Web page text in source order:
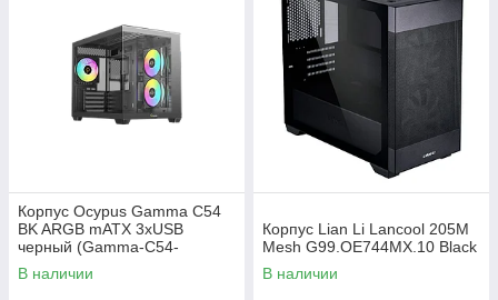
Корпус Ocypus Gamma C54
BK ARGB mATX 3xUSB
черный (Gamma-C54-
BKD300XX-GL)
В наличии
Корпус Lian Li Lancool 205M
Mesh G99.OE744MX.10 Black
В наличии